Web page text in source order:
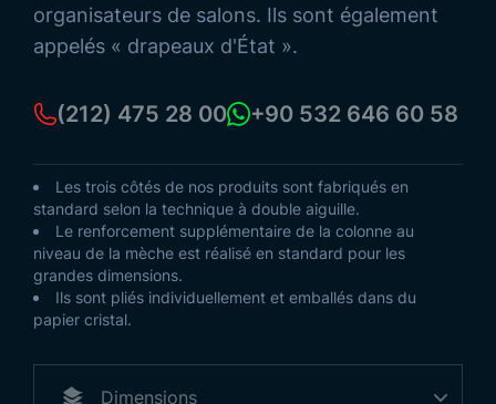
organisateurs de salons. Ils sont également
appelés « drapeaux d'État ».
(212) 475 28 00 +90 532 646 60 58
Les trois côtés de nos produits sont fabriqués en
standard selon la technique à double aiguille.
Le renforcement supplémentaire de la colonne au
niveau de la mèche est réalisé en standard pour les
grandes dimensions.
Ils sont pliés individuellement et emballés dans du
papier cristal.